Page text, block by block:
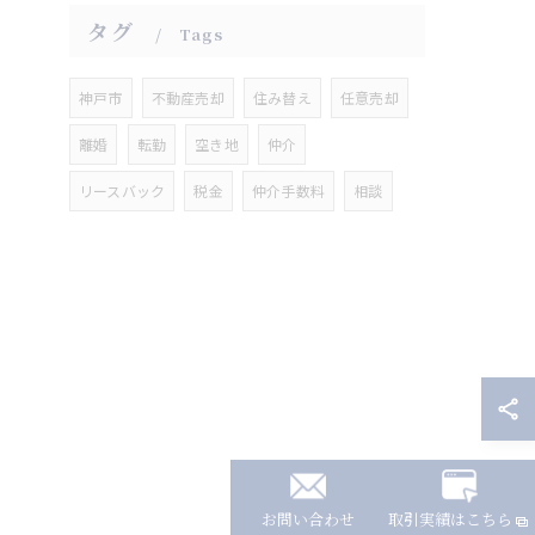
タグ Tags
神戸市 不動産売却 住み替え 任意売却
離婚 転勤 空き地 仲介
リースバック 税金 仲介手数料 相談
お問い合わせ 取引実績はこちら